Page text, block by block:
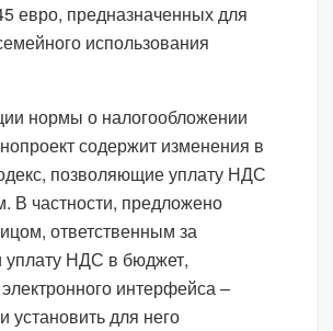
евро, предназначенных для
использования
нормы о налогообложении
содержит изменения в
позволяющие уплату НДС
В частности, предложено
ответственным за
уплату НДС в бюджет,
интерфейса –
установить для него